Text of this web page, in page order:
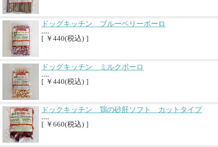
ドッグキッチン ブルーベリーボーロ
....
[ ￥440(税込) ]
ドッグキッチン ミルクボーロ
....
[ ￥440(税込) ]
ドックキッチン 鶏の砂肝ソフト カットタイプ
....
[ ￥660(税込) ]